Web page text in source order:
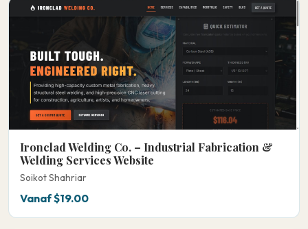
Ironclad Welding Co. – Industrial Fabrication &
Welding Services Website
Soikot Shahriar
Vanaf $19.00